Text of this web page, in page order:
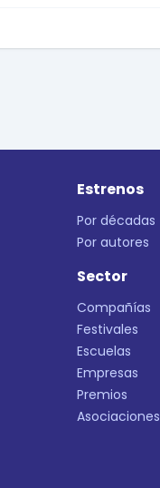
Estrenos
Por décadas
Por autores
Sector
Compañías
Festivales
Escuelas
Empresas
Premios
Asociaciones